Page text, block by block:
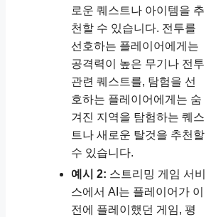
로운 퀘스트나 아이템을 추
천할 수 있습니다. 전투를
선호하는 플레이어에게는
공격력이 높은 무기나 전투
관련 퀘스트를, 탐험을 선
호하는 플레이어에게는 숨
겨진 지역을 탐험하는 퀘스
트나 새로운 탈것을 추천할
수 있습니다.
예시 2: 스트리밍 게임 서비
스에서 AI는 플레이어가 이
전에 플레이했던 게임, 평